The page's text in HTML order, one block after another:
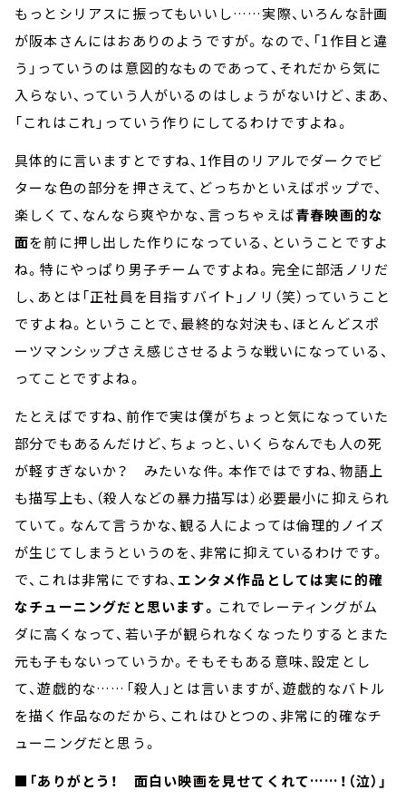
もっとシリアスに振ってもいいし……実際、いろんな計画
が阪本さんにはおありのようですが。なので、「1作目と違
う」っていうのは意図的なものであって、それだから気に
入らない、っていう人がいるのはしょうがないけど、まあ、
「これはこれ」っていう作りにしてるわけですよね。
具体的に言いますとですね、1作目のリアルでダークでビ
ターな色の部分を押さえて、どっちかといえばポップで、
楽しくて、なんなら爽やかな、言っちゃえば青春映画的な
面を前に押し出した作りになっている、ということですよ
ね。特にやっぱり男子チームですよね。完全に部活ノリだ
し、あとは「正社員を目指すバイト」ノリ（笑）っていうこと
ですよね。ということで、最終的な対決も、ほとんどスポ
ーツマンシップさえ感じさせるような戦いになっている、
ってことですよね。
たとえばですね、前作で実は僕がちょっと気になっていた
部分でもあるんだけど、ちょっと、いくらなんでも人の死
が軽すぎないか？ みたいな件。本作ではですね、物語上
も描写上も、（殺人などの暴力描写は）必要最小に抑えられ
ていて。なんて言うかな、観る人によっては倫理的ノイズ
が生じてしまうというのを、非常に抑えているわけです。
で、これは非常にですね、エンタメ作品としては実に的確
なチューニングだと思います。 これでレーティングがム
ダに高くなって、若い子が観られなくなったりするとまた
元も子もないっていうか。そもそもある意味、設定とし
て、遊戯的な……「殺人」とは言いますが、遊戯的なバトル
を描く作品なのだから、これはひとつの、非常に的確なチ
ューニングだと思う。
■ 「ありがとう！ 面白い映画を見せてくれて……！（泣）」